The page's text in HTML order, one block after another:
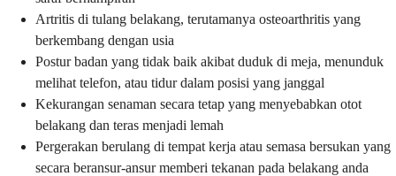
Artritis di tulang belakang, terutamanya osteoarthritis yang
berkembang dengan usia
Postur badan yang tidak baik akibat duduk di meja, menunduk
melihat telefon, atau tidur dalam posisi yang janggal
Kekurangan senaman secara tetap yang menyebabkan otot
belakang dan teras menjadi lemah
Pergerakan berulang di tempat kerja atau semasa bersukan yang
secara beransur-ansur memberi tekanan pada belakang anda